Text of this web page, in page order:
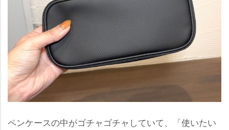
ペンケースの中がゴチャゴチャしていて、「使いたい